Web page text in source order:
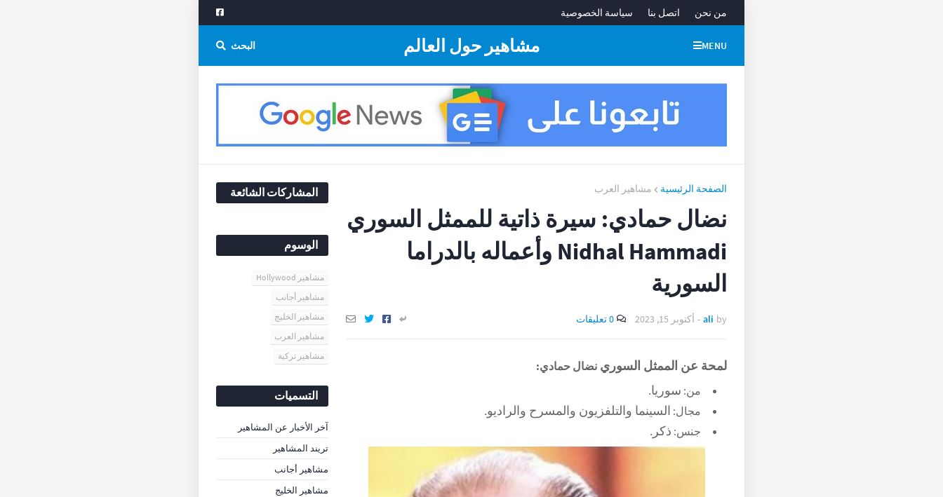
من نحن اتصل بنا سياسة الخصوصية
MENU مشاهير حول العالم البحث
الصفحة الرئيسية مشاهير العرب
نضال حمادي: سيرة ذاتية للممثل السوري
Nidhal Hammadi وأعماله بالدراما
السورية
by
ali
- أكتوبر 15, 2023 0 تعليقات
لمحة عن الممثل السوري نضال حمادي:
من: سوريا.
مجال: السينما والتلفزيون والمسرح والراديو.
جنس: ذكر.
المشاركات الشائعة
الوسوم
مشاهير Hollywood
مشاهير أجانب
مشاهير الخليج
مشاهير العرب
مشاهير تركية
التسميات
آخر الأخبار عن المشاهير
تريند المشاهير
مشاهير أجانب
مشاهير الخليج